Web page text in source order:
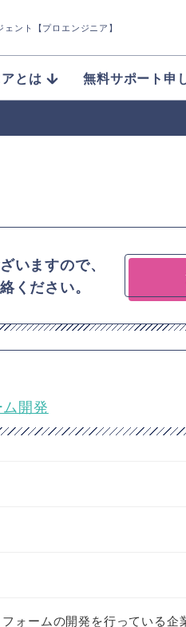
ェント【プロエンジニア】
とは 無料サポート申
いますので、
ください。
開発
ォームの開発を行っている企